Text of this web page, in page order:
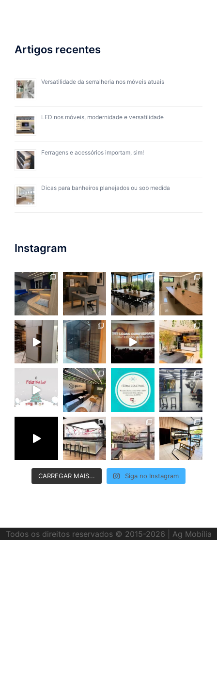
Artigos recentes
Versatilidade da serralheria nos móveis atuais
LED nos móveis, modernidade e versatilidade
Ferragens e acessórios importam, sim!
Dicas para banheiros planejados ou sob medida
Instagram
CARREGAR MAIS... Siga no Instagram
Todos os direitos reservados © 2015-2026 | Ag Mobília